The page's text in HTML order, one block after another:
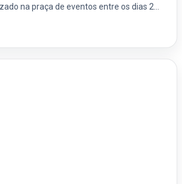
na praça de eventos entre os dias 2…